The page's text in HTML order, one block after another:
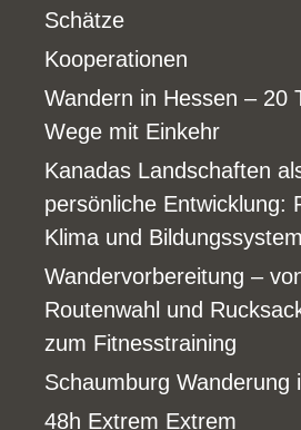
Schätze
Kooperationen
Wandern in Hessen – 20
Wege mit Einkehr
Kanadas Landschaften
persönliche Entwicklung:
Klima und
Wandervorbereitung –
Routenwahl und
zum Fitnesstraining
Schaumburg Wanderung
48h Extrem Extrem